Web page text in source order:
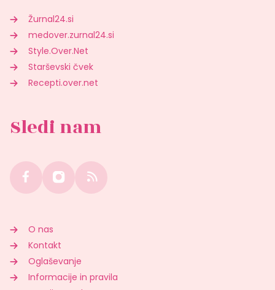
Žurnal24.si
medover.zurnal24.si
Style.Over.Net
Starševski čvek
Recepti.over.net
Sledi nam
O nas
Kontakt
Oglaševanje
Informacije in pravila